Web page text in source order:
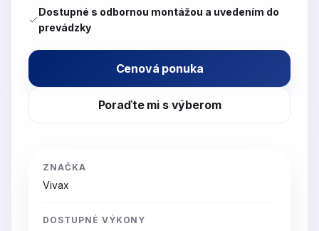
Dostupné s odbornou montážou a uvedením do
prevádzky
Cenová ponuka
Poraďte mi s výberom
ZNAČKA
Vivax
DOSTUPNÉ VÝKONY